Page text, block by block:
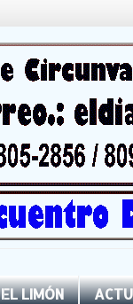
EL LIMÓN